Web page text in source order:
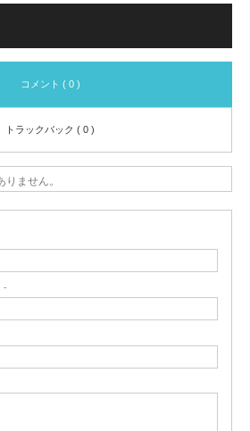
コメント ( 0 )
トラックバック ( 0 )
ません。
-